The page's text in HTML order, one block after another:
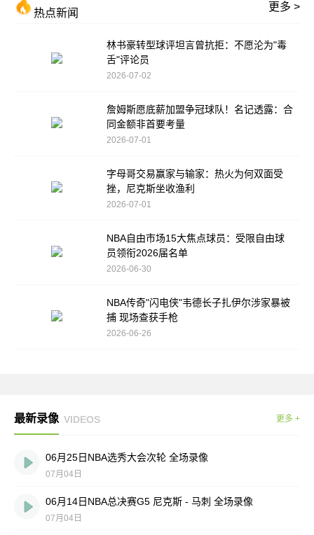
热点新闻
更多 >
林书豪转型球评坦言曾抗拒：不愿沦为"毒
舌"评论员
2026-07-02
詹姆斯愿底薪加盟争冠球队！名记透露：合
同金额非首要考量
2026-07-01
字母哥交易赢家与输家：热火为何双面受
挫，尼克斯坐收渔利
2026-07-01
NBA自由市场15大焦点球员：受限自由球
员领衔2026届名单
2026-06-30
NBA传奇"闪电侠"韦德长子扎伊尔涉家暴被
捕 现场查获手枪
2026-06-26
最新录像 VIDEOS 更多 +
06月25日NBA选秀大会次轮 全场录像
07月04日
06月14日NBA总决赛G5 尼克斯 - 马刺 全场录像
07月04日